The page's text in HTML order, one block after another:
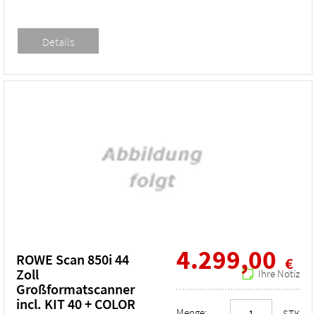
ROWE Scan 850i 44
Zoll
Großformatscanner
incl. KIT 40 + COLOR
4.299,00 €
Ihre Notiz